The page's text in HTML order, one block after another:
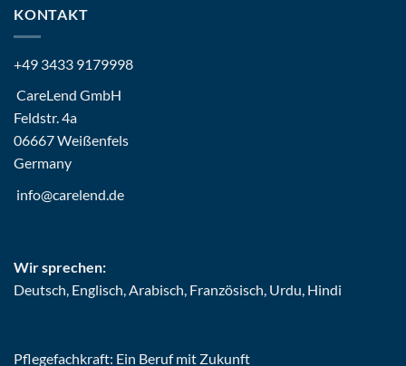
KONTAKT
+49 3433 9179998
CareLend GmbH
Feldstr. 4a
06667 Weißenfels
Germany
info@carelend.de
Wir sprechen:
Deutsch, Englisch, Arabisch, Französisch, Urdu, Hindi
Pflegefachkraft: Ein Beruf mit Zukunft